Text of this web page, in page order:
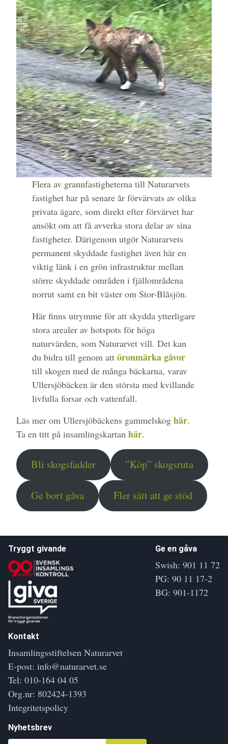
Flera av grannfastigheterna till Naturarvets
fastighet har på senare år förvärvats av olika
privata ägare, som direkt efter förvärvet har
ansökt om att få avverka stora delar av sina
fastigheter. Därigenom utgör Naturarvets
permanent skyddade fastighet även här en
viktig länk i en grön infrastruktur mellan
större skyddade områden i fjällområdena
norrut samt en bit väster om Stor-Blåsjön.
Här finns utrymme för att skydda ytterligare
stora arealer av hotspots för höga
naturvärden, som Naturarvet vill. Det kan
du bidra till genom att öronmärka gåvor
till skogen med de många bäckarna, varav
Ullersjöbäcken är den största med kvillande
livfulla forsar och vattenfall.
Läs mer om Ullersjöbäckens gammelskog här.
Ta en titt på insamlingskartan här.
Bli skogsfadder ”Köp” skogsruta
Ge bort gåva Fler sätt att ge stöd
Tryggt givande Ge en gåva
Swish: 901 11 72
PG: 90 11 17-2
BG: 901-1172
Kontakt
Insamlingsstiftelsen Naturarvet
E-post: info@naturarvet.se
Tel: 010-164 04 05
Org.nr: 802424-1393
Integritetspolicy
Nyhetsbrev